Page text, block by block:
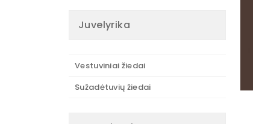
Juvelyrika
Vestuviniai žiedai
Sužadėtuvių žiedai